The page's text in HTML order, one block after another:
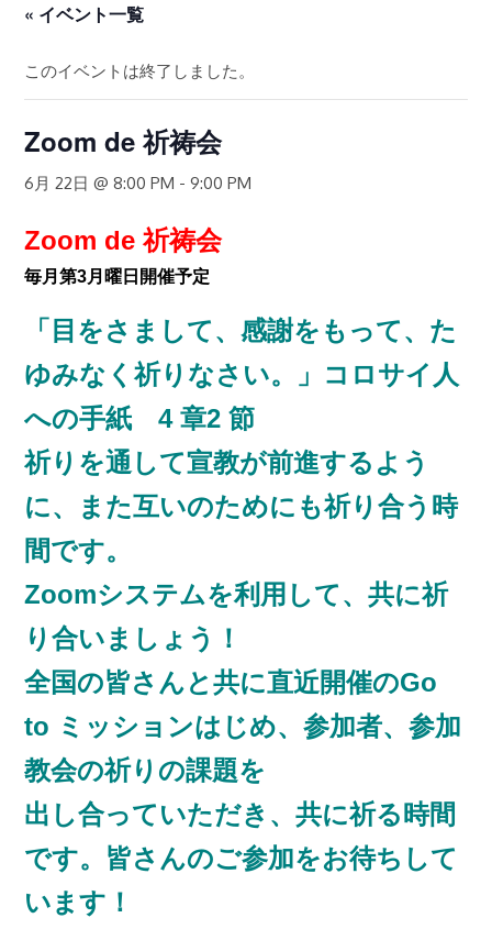
« イベント一覧
このイベントは終了しました。
Zoom de 祈祷会
6月 22日 @ 8:00 PM -9:00 PM
Zoom de 祈祷会
毎月第3月曜日開催予定
「目をさまして、感謝をもって、た
ゆみなく祈りなさい。」コロサイ人
への手紙 4 章2 節
祈りを通して宣教が前進するよう
に、また互いのためにも祈り合う時
間です。
Zoomシステムを利用して、共に祈
り合いましょう！
全国の皆さんと共に直近開催のGo
to ミッションはじめ、参加者、参加
教会の祈りの課題を
出し合っていただき、共に祈る時間
です。皆さんのご参加をお待ちして
います！